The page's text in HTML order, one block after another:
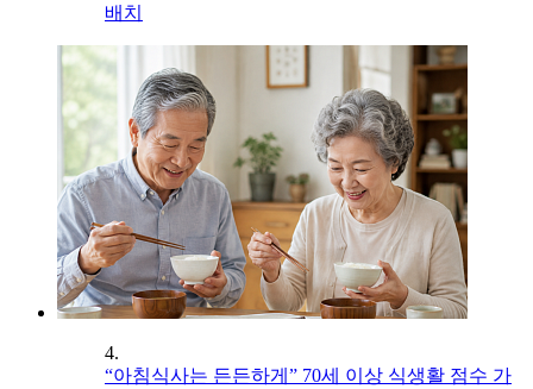
배치
4.
“아침식사는 든든하게” 70세 이상 식생활 점수 가